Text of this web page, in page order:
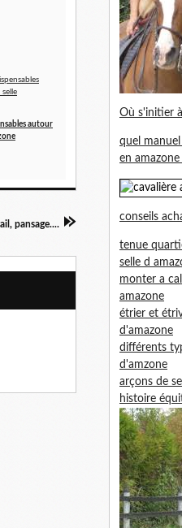
autour
pansage....
Où s'initier
quel
en amazone
conseils
tenue
selle d
monter a
amazone
étrier et
d'amazone
différents
d'amzone
arçons de
histoire